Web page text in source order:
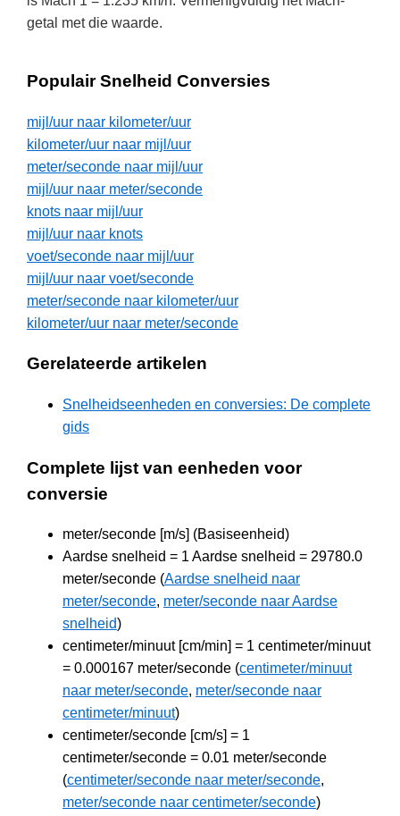
getal met die waarde.
Populair Snelheid Conversies
mijl/uur naar kilometer/uur
kilometer/uur naar mijl/uur
meter/seconde naar mijl/uur
mijl/uur naar meter/seconde
knots naar mijl/uur
mijl/uur naar knots
voet/seconde naar mijl/uur
mijl/uur naar voet/seconde
meter/seconde naar kilometer/uur
kilometer/uur naar meter/seconde
Gerelateerde artikelen
Snelheidseenheden en conversies: De complete
gids
Complete lijst van eenheden voor
conversie
meter/seconde [m/s] (Basiseenheid)
Aardse snelheid = 1 Aardse snelheid = 29780.0
meter/seconde (Aardse snelheid naar
meter/seconde, meter/seconde naar Aardse
snelheid)
centimeter/minuut [cm/min] = 1 centimeter/minuut
= 0.000167 meter/seconde (centimeter/minuut
naar meter/seconde, meter/seconde naar
centimeter/minuut)
centimeter/seconde [cm/s] = 1
centimeter/seconde = 0.01 meter/seconde
(centimeter/seconde naar meter/seconde,
meter/seconde naar centimeter/seconde)